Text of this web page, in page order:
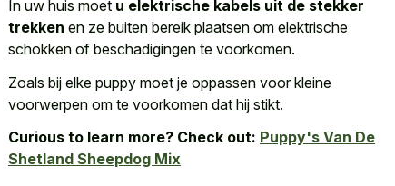
In uw huis moet u elektrische kabels uit de stekker
trekken en ze buiten bereik plaatsen om elektrische
schokken of beschadigingen te voorkomen.
Zoals bij elke puppy moet je oppassen voor kleine
voorwerpen om te voorkomen dat hij stikt.
Curious to learn more? Check out: Puppy's Van De
Shetland Sheepdog Mix